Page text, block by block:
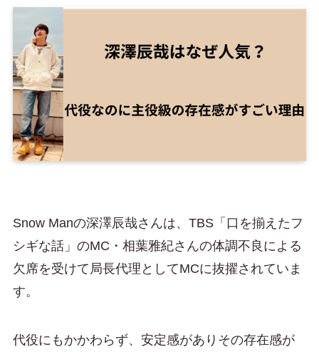
Snow Manの深澤辰哉さんは、TBS「口を揃えたフ
シギな話」のMC・相葉雅紀さんの体調不良による
欠席を受けて局長代理としてMCに抜擢されていま
す。
代役にもかかわらず、安定感がありその存在感が